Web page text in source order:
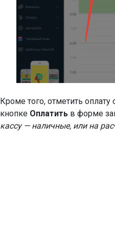
Кроме того, отметить
кнопке Оплатить в форме
кассу — наличные, или на